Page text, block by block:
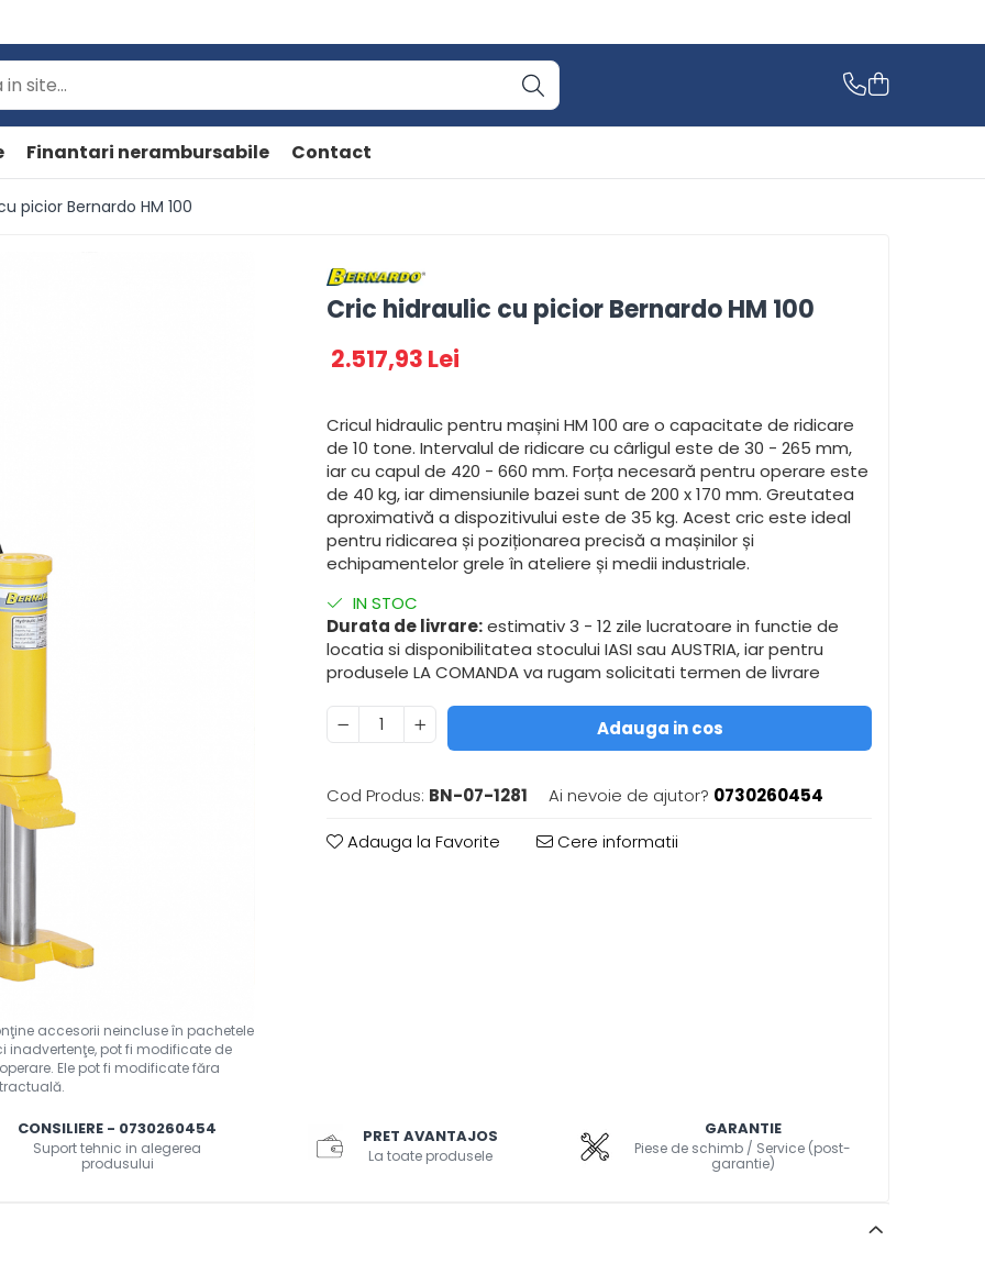
Finantari nerambursabile Contact
picior Bernardo HM 100
Cric hidraulic cu picior Bernardo HM 100
2.517,93 Lei
Cricul hidraulic pentru mașini HM 100 are o capacitate de ridicare
de 10 tone. Intervalul de ridicare cu cârligul este de 30 - 265 mm,
iar cu capul de 420 - 660 mm. Forța necesară pentru operare este
de 40 kg, iar dimensiunile bazei sunt de 200 x 170 mm. Greutatea
aproximativă a dispozitivului este de 35 kg. Acest cric este ideal
pentru ridicarea și poziționarea precisă a mașinilor și
echipamentelor grele în ateliere și medii industriale.
IN STOC
Durata de livrare:estimativ 3 - 12 zile lucratoare in functie de
locatia si disponibilitatea stocului IASI sau AUSTRIA, iar pentru
produsele LA COMANDA va rugam solicitati termen de livrare
Adauga in cos
Cod Produs: BN-07-1281 Ai nevoie de ajutor? 0730260454
Adauga la Favorite
Cere informatii
CONSILIERE - 0730260454
Suport tehnic in alegerea
produsului
PRET AVANTAJOS
La toate produsele
GARANTIE
Piese de schimb / Service (post-
garantie)